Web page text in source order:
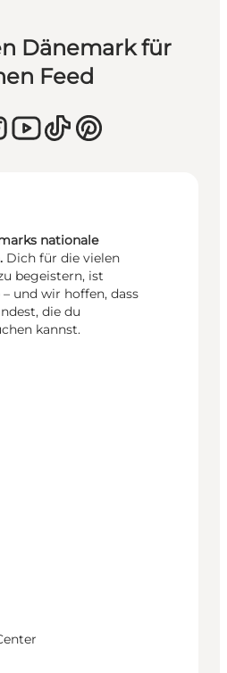
Dänemark für
Feed
nationale
Dich für die vielen
begeistern, ist
und wir hoffen, dass
die du
kannst.